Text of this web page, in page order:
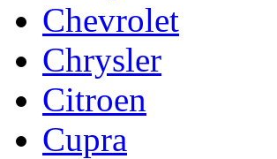
Chevrolet
Chrysler
Citroen
Cupra